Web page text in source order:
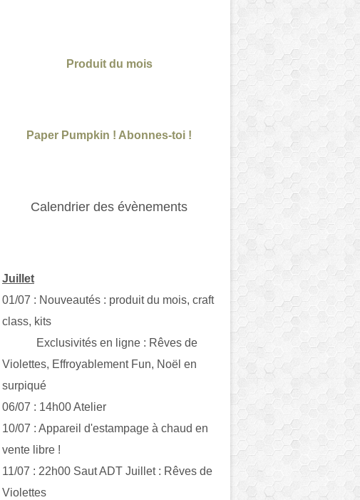
Produit du mois
Paper Pumpkin ! Abonnes-toi !
Calendrier des évènements
Juillet
01/07 : Nouveautés : produit du mois, craft
class, kits
Exclusivités en ligne : Rêves de
Violettes, Effroyablement Fun, Noël en
surpiqué
06/07 : 14h00 Atelier
10/07 : Appareil d'estampage à chaud en
vente libre !
11/07 : 22h00 Saut ADT Juillet : Rêves de
Violettes